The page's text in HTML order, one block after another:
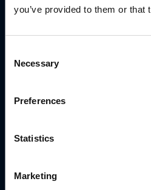
you’ve provided to them or
Selection
Necessary
Preferences
Statistics
Marketing
Valides "Saada", annate UTU
saaks Teile saata.